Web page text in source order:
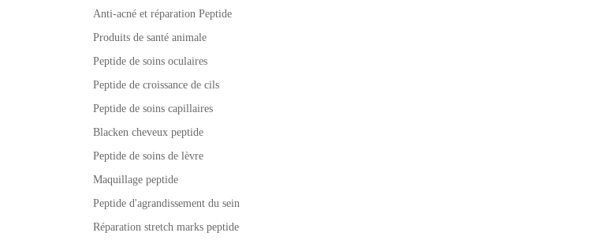
Anti-acné et réparation Peptide
Produits de santé animale
Peptide de soins oculaires
Peptide de croissance de cils
Peptide de soins capillaires
Blacken cheveux peptide
Peptide de soins de lèvre
Maquillage peptide
Peptide d'agrandissement du sein
Réparation stretch marks peptide